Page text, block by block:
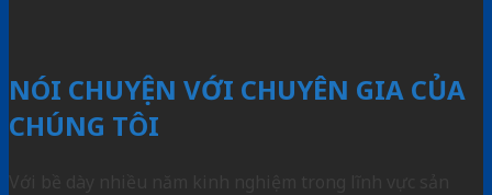
NÓI CHUYỆN VỚI CHUYÊN GIA CỦA
CHÚNG TÔI